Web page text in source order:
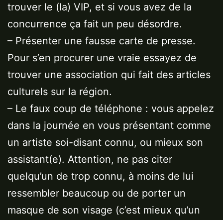
trouver le (la) VIP, et si vous avez de la
concurrence ça fait un peu désordre.
– Présenter une fausse carte de presse.
Pour s’en procurer une vraie essayez de
trouver une association qui fait des articles
culturels sur la région.
– Le faux coup de téléphone : vous appelez
dans la journée en vous présentant comme
un artiste soi-disant connu, ou mieux son
assistant(e). Attention, ne pas citer
quelqu’un de trop connu, à moins de lui
ressembler beaucoup ou de porter un
masque de son visage (c’est mieux qu’un